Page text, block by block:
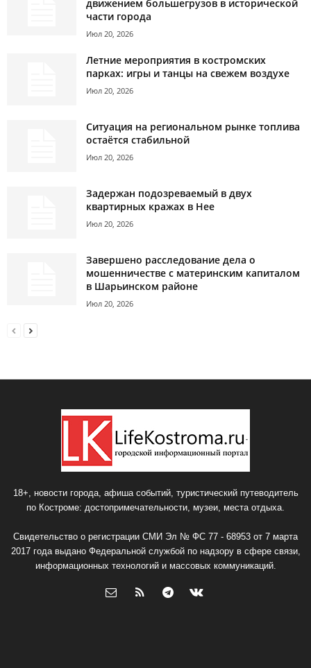
движением большегрузов в исторической
части города
Июл 20, 2026
Летние мероприятия в костромских
парках: игры и танцы на свежем воздухе
Июл 20, 2026
Ситуация на региональном рынке топлива
остаётся стабильной
Июл 20, 2026
Задержан подозреваемый в двух
квартирных кражах в Нее
Июл 20, 2026
Завершено расследование дела о
мошенничестве с материнским капиталом
в Шарьинском районе
Июл 20, 2026
18+, новости города, афиша событий, туристический путеводитель
по Костроме: достопримечательности, музеи, места отдыха.
Свидетельство о регистрации СМИ Эл № ФС 77 - 68953 от 7 марта
2017 года выдано Федеральной службой по надзору в сфере связи,
информационных технологий и массовых коммуникаций.